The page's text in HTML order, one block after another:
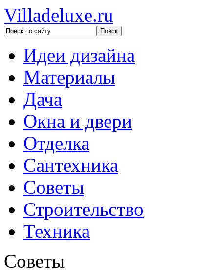
Villadeluxe.ru
Идеи дизайна
Материалы
Дача
Окна и двери
Отделка
Сантехника
Советы
Строительство
Техника
Советы